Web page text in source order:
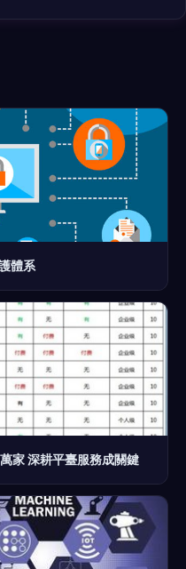
體系
家 深耕平臺服務成關鍵